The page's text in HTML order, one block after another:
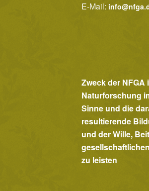
E-Mail:
Zweck der NFGA
Naturforschung
Sinne und die
resultierende
und der Wille,
zu leisten